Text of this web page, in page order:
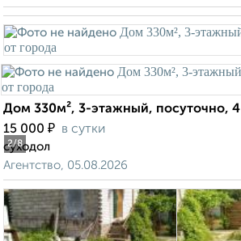
2/8
Дом 330м², 3-этажный, посуточно, 4
15 000 ₽ в сутки
суходол
Агентство, 05.08.2026